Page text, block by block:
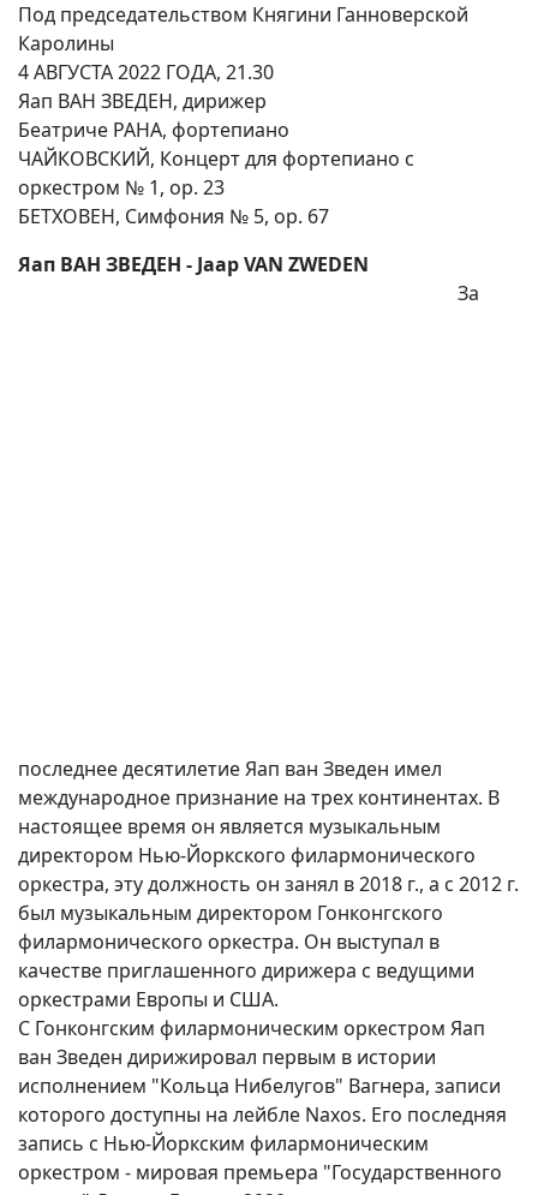
Под председательством Княгини Ганноверской
Каролины
4 АВГУСТА 2022 ГОДА, 21.30
Яап ВАН ЗВЕДЕН, дирижер
Беатриче РАНА, фортепиано
ЧАЙКОВСКИЙ, Концерт для фортепиано с
оркестром № 1, op. 23
БЕТХОВЕН, Симфония № 5, op. 67
Яап ВАН ЗВЕДЕН - Jaap VAN ZWEDEN
За
последнее десятилетие Яап ван Зведен имел
международное признание на трех континентах. В
настоящее время он является музыкальным
директором Нью-Йоркского филармонического
оркестра, эту должность он занял в 2018 г., а с 2012 г.
был музыкальным директором Гонконгского
филармонического оркестра. Он выступал в
качестве приглашенного дирижера с ведущими
оркестрами Европы и США.
С Гонконгским филармоническим оркестром Яап
ван Зведен дирижировал первым в истории
исполнением "Кольца Нибелугов" Вагнера, записи
которого доступны на лейбле Naxos. Его последняя
запись с Нью-Йоркским филармоническим
оркестром - мировая премьера "Государственного